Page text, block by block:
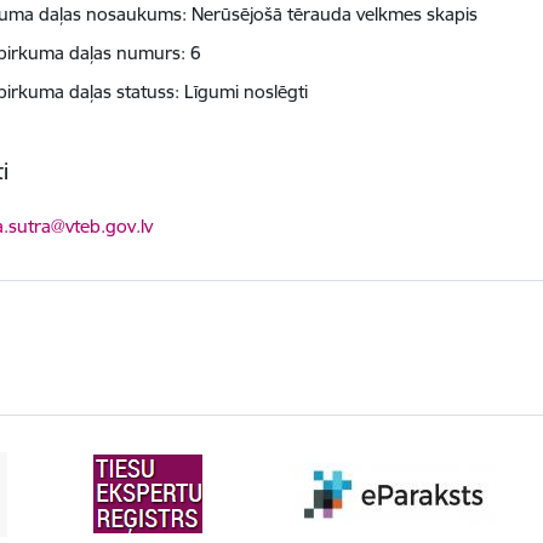
daļas nosaukums: Nerūsējošā tērauda velkmes skapis
daļas numurs: 6
daļas statuss: Līgumi noslēgti